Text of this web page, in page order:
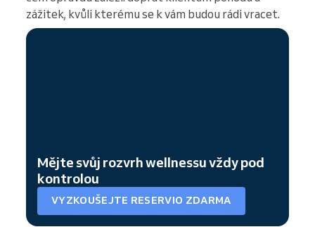
zážitek, kvůli kterému se k vám budou rádi vracet.
Mějte svůj rozvrh wellnessu vždy pod
kontrolou
VYZKOUŠEJTE RESERVIO ZDARMA